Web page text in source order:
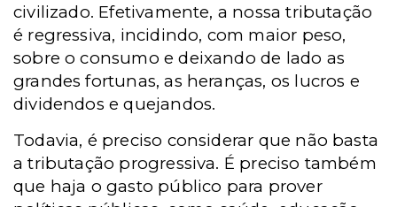
civilizado. Efetivamente, a nossa tributação
é regressiva, incidindo, com maior peso,
sobre o consumo e deixando de lado as
grandes fortunas, as heranças, os lucros e
dividendos e quejandos.
Todavia, é preciso considerar que não basta
a tributação progressiva. É preciso também
que haja o gasto público para prover